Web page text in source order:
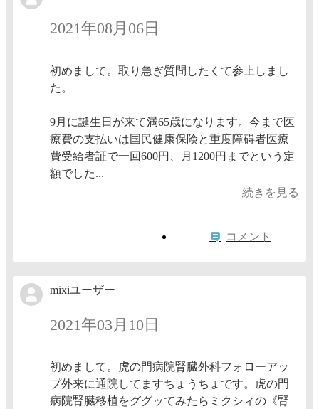
2021年08月06日
初めまして。取り急ぎ質問したくて参上しまし
た。
9月に誕生日が来て満65歳になります。今まで医
療費の支払いは国民健康保険と重度障碍者医療
費受給者証で一回600円、月1200円までという定
額でした...
続きを見る
コメント
mixiユーザー
2021年03月10日
初めまして。虎の門病院腎臓外科フォローアッ
プ外来に通院してますちょうちょです。虎の門
病院腎臓移植をググッてみたらミクシィの《腎